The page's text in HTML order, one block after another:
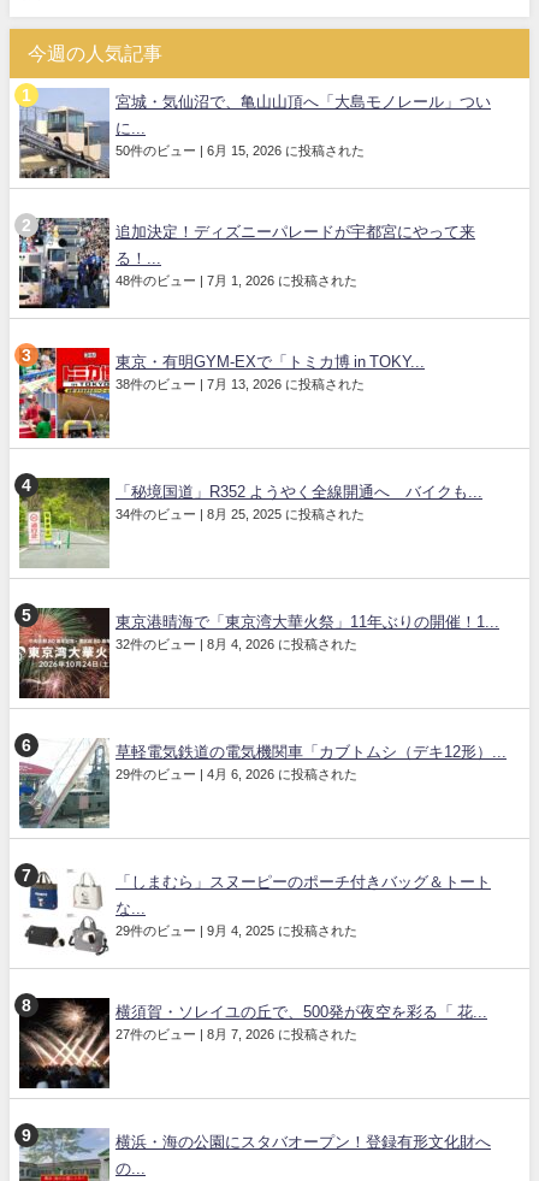
今週の人気記事
宮城・気仙沼で、亀山山頂へ「大島モノレール」つい
に...
50件のビュー | 6月 15, 2026 に投稿された
追加決定！ディズニーパレードが宇都宮にやって来
る！...
48件のビュー | 7月 1, 2026 に投稿された
東京・有明GYM-EXで「トミカ博 in TOKY...
38件のビュー | 7月 13, 2026 に投稿された
「秘境国道」R352 ようやく全線開通へ バイクも...
34件のビュー | 8月 25, 2025 に投稿された
東京港晴海で「東京湾大華火祭」11年ぶりの開催！1...
32件のビュー | 8月 4, 2026 に投稿された
草軽電気鉄道の電気機関車「カブトムシ（デキ12形）...
29件のビュー | 4月 6, 2026 に投稿された
「しまむら」スヌーピーのポーチ付きバッグ＆トート
な...
29件のビュー | 9月 4, 2025 に投稿された
横須賀・ソレイユの丘で、500発が夜空を彩る「 花...
27件のビュー | 8月 7, 2026 に投稿された
横浜・海の公園にスタバオープン！登録有形文化財へ
の...